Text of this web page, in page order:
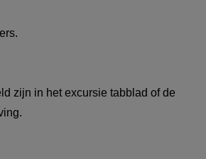
zijn in het excursie tabblad of de